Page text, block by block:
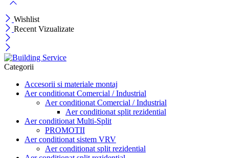
Wishlist
Recent Vizualizate
Categorii
Accesorii si materiale montaj
Aer conditionat Comercial / Industrial
Aer conditionat Comercial / Industrial
Aer conditionat split rezidential
Aer conditionat Multi-Split
PROMOTII
Aer conditionat sistem VRV
Aer conditionat split rezidential